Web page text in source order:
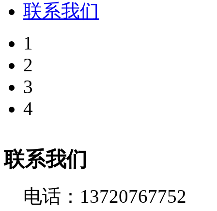
联系我们
1
2
3
4
联系我们
电话：13720767752